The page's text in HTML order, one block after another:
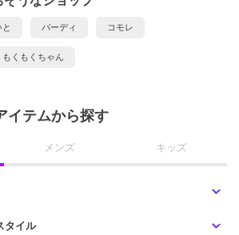
バーディ コモレ
もくもくちゃん
イテムから探す
メンズ キッズ
タイル